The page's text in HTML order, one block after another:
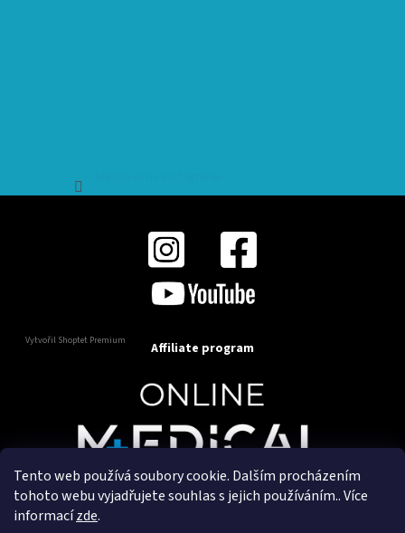
Tento web používá soubory cookie. Dalším procházením
tohoto webu vyjadřujete souhlas s jejich používáním.. Více
informacízde.
Vytvořil Shoptet Premium Affiliate program
Copyright 2025OnlineMedical.cz. Všechna práva
Vytvořil a marketingově zajišťuje